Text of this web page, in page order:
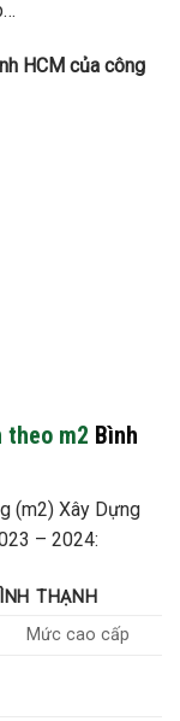
HCM của công
m2 Bình
(m2) Xây Dựng
– 2024:
THẠNH
Mức cao cấp